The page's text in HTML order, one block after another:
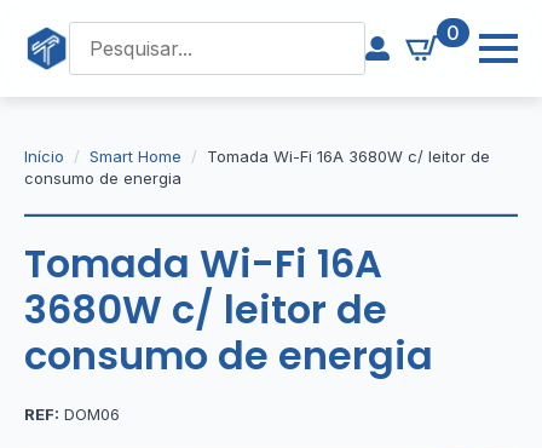
0
Início Smart Home
Tomada Wi-Fi 16A 3680W c/ leitor de
consumo de energia
Tomada Wi-Fi 16A
3680W c/ leitor de
consumo de energia
REF: DOM06